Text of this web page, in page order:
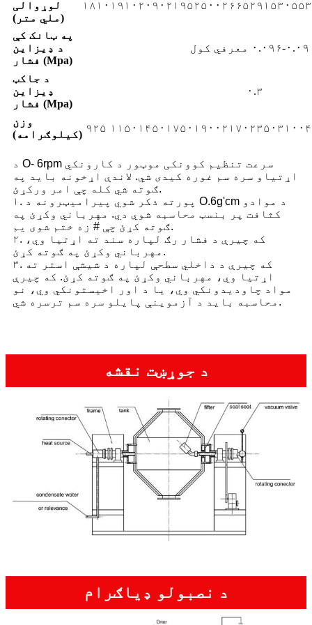
لوړوالی
(ملي متر)
۱۸۱۰ ۱۹۱۰ ۲۰۹۰ ۲۱۹۵۲۵۰۰ ۲۶۶۵۲۹۱۵۳۰۵۵
په ټانک کې
د ډیزاین
فشار (Mpa)
د جاکټ
ډیزاین
فشار (Mpa)
۰.۳
وزن
(کیلوګرامه)
۹۲۵ ۱۱۵۰ ۱۴۵۰ ۱۷۵۰ ۱۹۰۰ ۲۱۷۰ ۲۳۵۰ ۳۱۰۰
د O- 6rpm سرعت تنظیم کوونکی موټور د کارونکي
اړتیاو سره سم غوره کیدی شي. لاندې اړخونه باید په
ګوته شي کله چې امر ورکړئ.
۱. پورته ذکر شوي پیرامیټرونه د O.6g'cm د موادو
کثافت پر بنسټ محاسبه شوي دي. مهرباني وکړئ په
ګوته کړئ چې # زه ختم شوی یم.
۲. که چیرې د فشار رګ لپاره سند ته اړتیا وي،
مهرباني وکړئ په ګوته کړئ.
۳. که چیرې د داخلي سطحې لپاره د شیشې استر ته
اړتیا وي، مهرباني وکړئ په ګوته کړئ. که چیرې
مواد چاودیدونکي وي، یا د اور اخیستونکي وي، نو
محاسبه باید د آزموینې پایلو سره سم ترسره شي.
د جوړښت نقشه
د نصبولو ډیاګرام